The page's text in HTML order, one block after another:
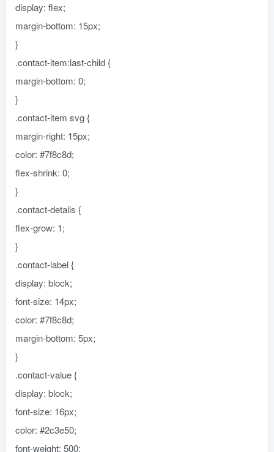
display: flex;
margin-bottom: 15px;
}
.contact-item:last-child {
margin-bottom: 0;
}
.contact-item svg {
margin-right: 15px;
color: #7f8c8d;
flex-shrink: 0;
}
.contact-details {
flex-grow: 1;
}
.contact-label {
display: block;
font-size: 14px;
color: #7f8c8d;
margin-bottom: 5px;
}
.contact-value {
display: block;
font-size: 16px;
color: #2c3e50;
font-weight: 500;